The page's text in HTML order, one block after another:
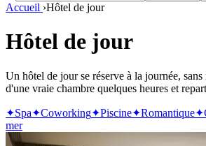
Accueil ›Hôtel de jour
Hôtel de jour
Un hôtel de jour se réserve à la journée,
d'une vraie chambre quelques heures et
✦Spa✦Coworking✦Piscine✦Romantique✦
mer